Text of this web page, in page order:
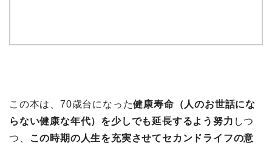
この本は、70歳台になった健康寿命（人のお世話にな
らない健康な年代）を少しでも延長するよう努力 しつ
つ、
この時期の人生を充実させてセカンドライフの意